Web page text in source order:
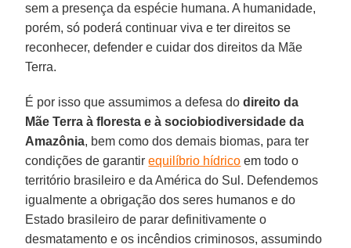
sem a presença da espécie humana. A humanidade,
porém, só poderá continuar viva e ter direitos se
reconhecer, defender e cuidar dos direitos da Mãe
Terra.
É por isso que assumimos a defesa dodireito da
Mãe Terra à floresta e à sociobiodiversidade da
Amazônia, bem como dos demais biomas, para ter
condições de garantirequilíbrio hídrico em todo o
território brasileiro e da América do Sul. Defendemos
igualmente a obrigação dos seres humanos e do
Estado brasileiro de parar definitivamente o
desmatamento e os incêndios criminosos, assumindo